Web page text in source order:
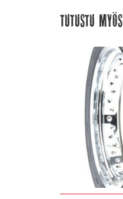
Tutustu myös